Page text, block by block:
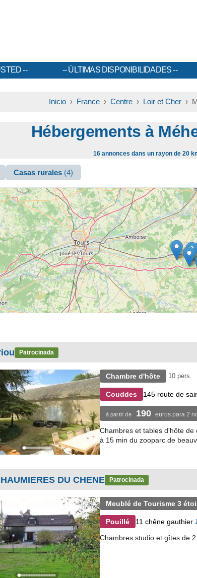
ÚLTIMAS DISPONIBILIDADES
Inicio › France ›Centre › Loir et Cher ›
Hébergements à
16 annonces dans un rayon de 20
Casas rurales (4)
Patrocinada
Chambre d'hôte 10 pers.
Couddes 145 route de
à partir de 190 euros para 2
Chambres et tables d'hôte de
à 15 min du zooparc de
DU CHENE Patrocinada
Meublé de Tourisme 3
Pouillé 11 chêne gauthier
Chambres studio et gîtes de